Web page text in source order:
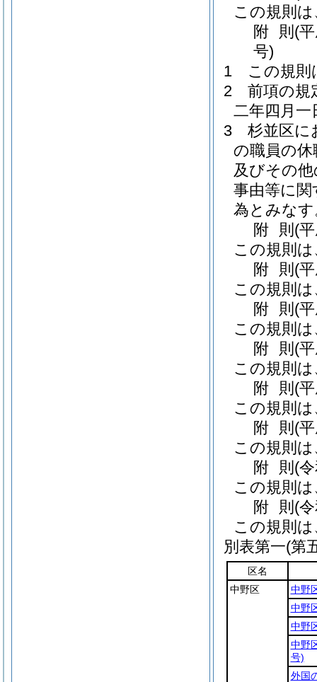
この規則
附 則 (
号)
1
この規則
2
前項の規
二年四月
3
杉並区に
の職員の
及びその
事由等に
為とみなす
附 則 (
この規則
附 則 (
この規則
附 則 (
この規則
附 則 (
この規則
附 則 (
この規則
附 則 (
この規則
附 則 (
この規則
附 則 (
この規則
別表第一(第
区名
中野区
中野
中野
中野
中野
号)
外国